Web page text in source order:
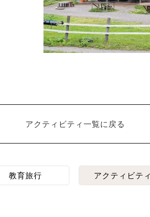
アクティビティ一覧に戻る
教育旅行 アクティビティ